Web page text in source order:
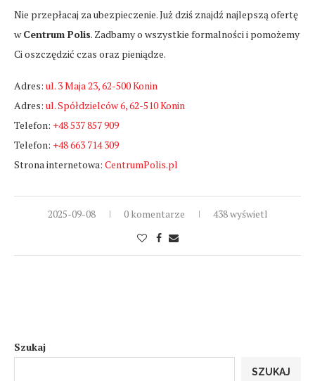
Nie przepłacaj za ubezpieczenie. Już dziś znajdź najlepszą ofertę
wCentrum Polis. Zadbamy o wszystkie formalności i pomożemy
Ci oszczędzić czas oraz pieniądze.
Adres: ul. 3 Maja 23, 62-500 Konin
Adres: ul. Spółdzielców 6, 62-510 Konin
Telefon: +48 537 857 909
Telefon: +48 663 714 309
Strona internetowa: CentrumPolis.pl
2025-09-08 0 komentarze 438 wyświetl
Szukaj
SZUKAJ